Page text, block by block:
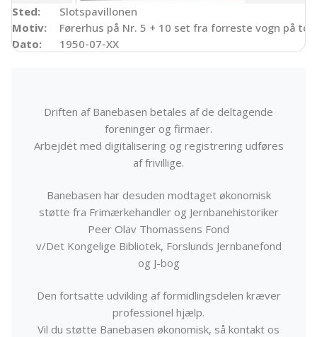
Sted:
Slotspavillonen
Motiv:
Førerhus på Nr. 5 + 10 set fra forreste vogn på
Dato:
1950-07-XX
Driften af Banebasen betales af de deltagende
foreninger og firmaer.
Arbejdet med digitalisering og registrering udføres
af frivillige.
Banebasen har desuden modtaget økonomisk
støtte fra Frimærkehandler og Jernbanehistoriker
Peer Olav Thomassens Fond
v/Det Kongelige Bibliotek, Forslunds Jernbanefond
og J-bog
Den fortsatte udvikling af formidlingsdelen kræver
professionel hjælp.
Vil du støtte Banebasen økonomisk, så kontakt os